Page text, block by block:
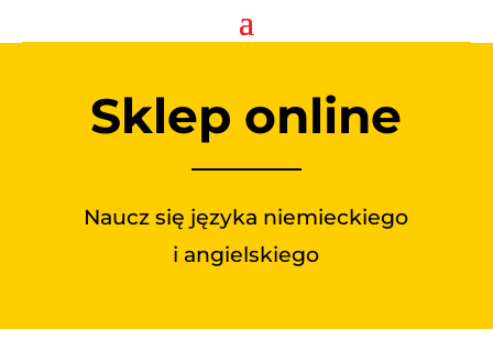
Sklep online
Naucz się języka niemieckiego
i angielskiego